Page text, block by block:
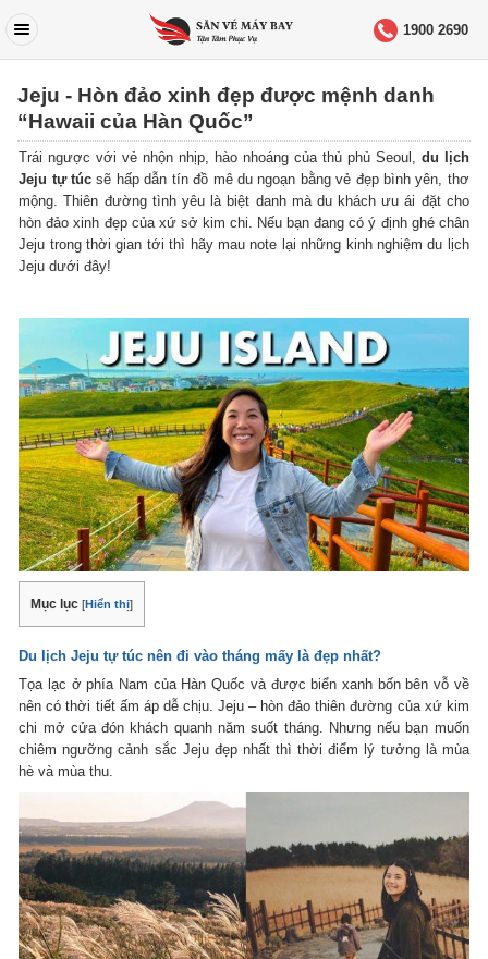
1900 2690
Jeju - Hòn đảo xinh đẹp được mệnh danh
“Hawaii của Hàn Quốc”
Trái ngược với vẻ nhộn nhịp, hào nhoáng của thủ phủ Seoul, du lịch
Jeju tự túc sẽ hấp dẫn tín đồ mê du ngoạn bằng vẻ đẹp bình yên, thơ
mộng. Thiên đường tình yêu là biệt danh mà du khách ưu ái đặt cho
hòn đảo xinh đẹp của xứ sở kim chi. Nếu bạn đang có ý định ghé chân
Jeju trong thời gian tới thì hãy mau note lại những kinh nghiệm du lịch
Jeju dưới đây!
Mục lục [Hiển thị]
Du lịch Jeju tự túc nên đi vào tháng mấy là đẹp nhất?
Tọa lạc ở phía Nam của Hàn Quốc và được biển xanh bốn bên vỗ về
nên có thời tiết ấm áp dễ chịu. Jeju – hòn đảo thiên đường của xứ kim
chi mở cửa đón khách quanh năm suốt tháng. Nhưng nếu bạn muốn
chiêm ngưỡng cảnh sắc Jeju đẹp nhất thì thời điểm lý tưởng là mùa
hè và mùa thu.